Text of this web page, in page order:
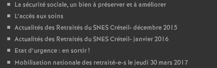
La sécurité sociale, un bien à préserver et à améliorer
L’accès aux soins
Actualités des Retraités duSNESCréteil- décembre 2015
Actualités des Retraités duSNESCréteil- janvier 2016
Etat d’urgence : en sortir!
Mobilisation nationale des retraité-e-s le jeudi 30 mars 2017